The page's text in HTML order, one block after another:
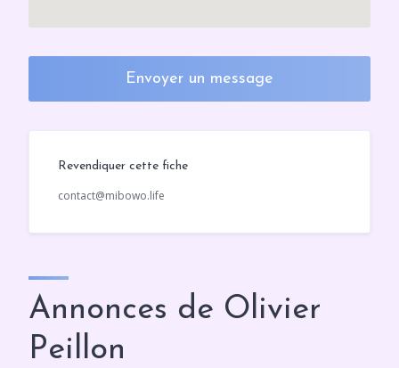
Envoyer un message
Revendiquer cette fiche
contact@mibowo.life
Annonces de Olivier
Peillon